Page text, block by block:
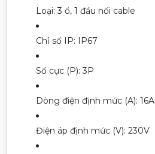
Loại:3 ổ, 1 đầu nối cable
Chỉ số IP: IP67
Số cực (P):3P
Dòng điện định mức (A): 16A
Điện áp định mức (V): 230V